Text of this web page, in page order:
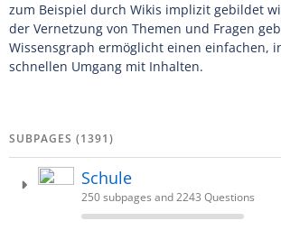
zum Beispiel durch Wikis implizit gebildet
der Vernetzung von Themen und Fragen
Wissensgraph ermöglicht einen einfachen,
schnellen Umgang mit Inhalten.
SUBPAGES (1391)
Schule
250 subpages and 2243 Questions